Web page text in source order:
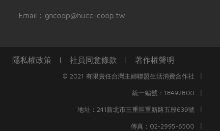
Email：gncoop@hucc-coop.tw
隱私權政策 | 社員同意條款 | 著作權聲明
© 2021 有限責任台灣主婦聯盟生活消費合作社 |
統一編號：18492800 |
地址：241新北市三重區重新路五段639號 |
傳真：02-2995-6500 |